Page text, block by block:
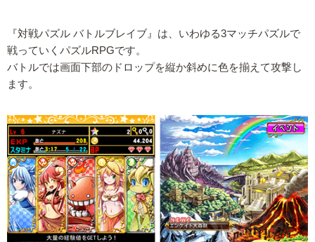
『対戦パズル バトルブレイブ』は、いわゆる3マッチパズルで
戦っていくパズルRPGです。
バトルでは画面下部のドロップを縦か斜めに色を揃えて攻撃し
ます。